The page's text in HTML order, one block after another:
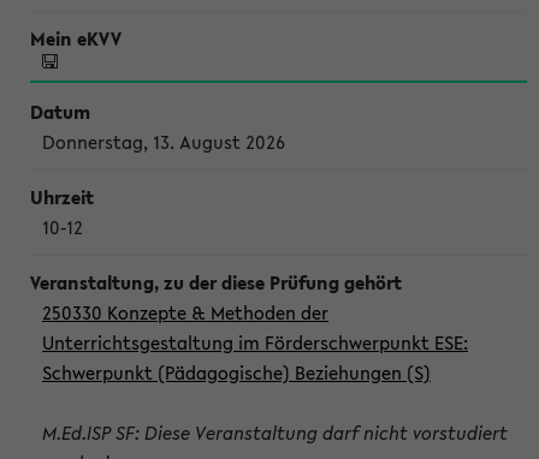
Donnerstag, 13. August 2026
10-12
250330 Konzepte & Methoden der
Unterrichtsgestaltung im Förderschwerpunkt ESE:
Schwerpunkt (Pädagogische) Beziehungen (S)
M.Ed.ISP SF: Diese Veranstaltung darf nicht vorstudiert